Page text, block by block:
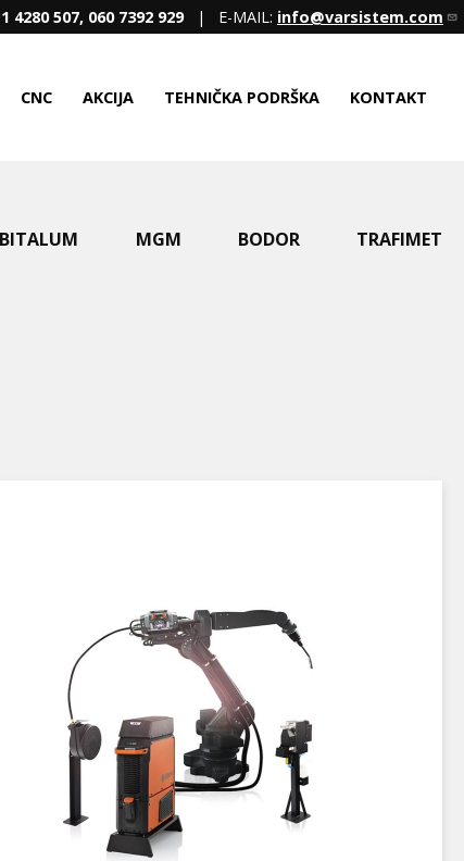
4280 507, 060 7392 929| E-MAIL: info@varsistem.com
CNC AKCIJA TEHNIČKA PODRŠKA KONTAKT
MGM BODOR TRAFIMET